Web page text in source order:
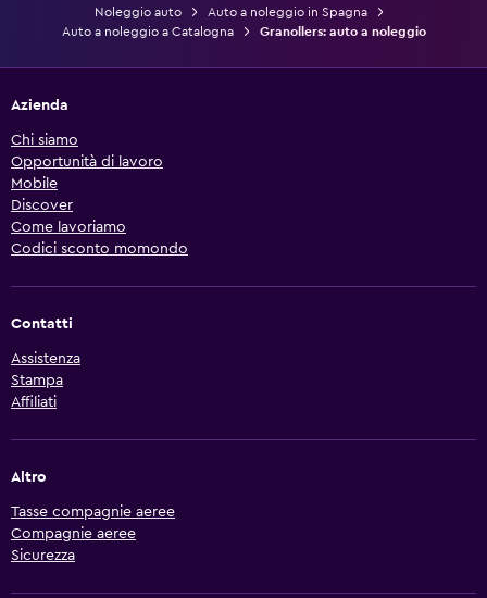
Noleggio auto
Auto a noleggio in Spagna
Auto a noleggio a Catalogna
Granollers: auto a noleggio
Azienda
Chi siamo
Opportunità di lavoro
Mobile
Discover
Come lavoriamo
Codici sconto momondo
Contatti
Assistenza
Stampa
Affiliati
Altro
Tasse compagnie aeree
Compagnie aeree
Sicurezza